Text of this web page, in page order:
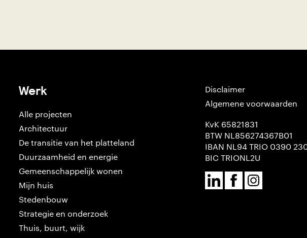
Werk
Alle projecten
Architectuur
De transitie van het platteland
Duurzaamheid en energie
Gemeenschappelijk wonen
Mijn huis
Stedenbouw
Strategie en onderzoek
Thuis, buurt, wijk
Disclaimer
Algemene voorwaarden
KvK 65821831
BTW NL856274367B01
IBAN NL94 TRIO 0390
BIC TRIONL2U